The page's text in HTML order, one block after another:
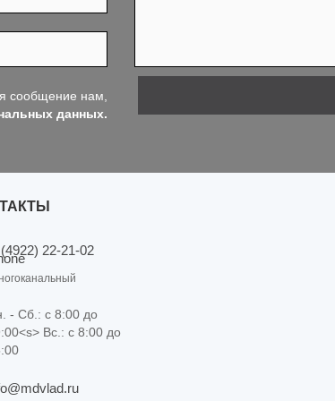
сообщение нам,
данных.
22-21-02
- Сб.: c 8:00 до
Вс.: c 8:00 до